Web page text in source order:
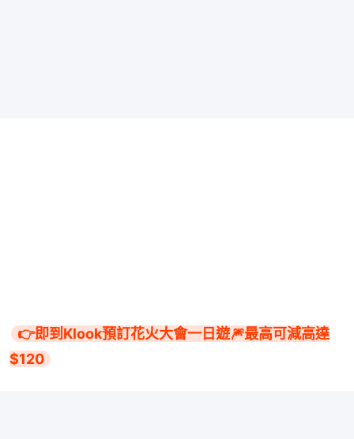
👉即到Klook預訂花火大會一日遊🎆最高可減高達
$120